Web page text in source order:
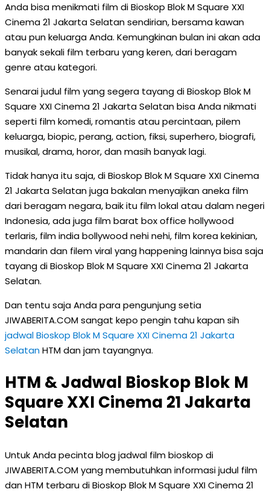
Anda bisa menikmati film di Bioskop Blok M Square XXI
Cinema 21 Jakarta Selatan sendirian, bersama kawan
atau pun keluarga Anda. Kemungkinan bulan ini akan ada
banyak sekali film terbaru yang keren, dari beragam
genre atau kategori.
Senarai judul film yang segera tayang di Bioskop Blok M
Square XXI Cinema 21 Jakarta Selatan bisa Anda nikmati
seperti film komedi, romantis atau percintaan, pilem
keluarga, biopic, perang, action, fiksi, superhero, biografi,
musikal, drama, horor, dan masih banyak lagi.
Tidak hanya itu saja, di Bioskop Blok M Square XXI Cinema
21 Jakarta Selatan juga bakalan menyajikan aneka film
dari beragam negara, baik itu film lokal atau dalam negeri
Indonesia, ada juga film barat box office hollywood
terlaris, film india bollywood nehi nehi, film korea kekinian,
mandarin dan filem viral yang happening lainnya bisa saja
tayang di Bioskop Blok M Square XXI Cinema 21 Jakarta
Selatan.
Dan tentu saja Anda para pengunjung setia
JIWABERITA.COM sangat kepo pengin tahu kapan sih
jadwal Bioskop Blok M Square XXI Cinema 21 Jakarta
SelatanHTM dan jam tayangnya.
HTM & Jadwal Bioskop Blok M
Square XXI Cinema 21 Jakarta
Selatan
Untuk Anda pecinta blog jadwal film bioskop di
JIWABERITA.COM yang membutuhkan informasi judul film
dan HTM terbaru di Bioskop Blok M Square XXI Cinema 21